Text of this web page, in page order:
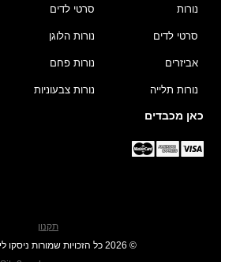
נורות
סרטי לדים
אביזרים
נורות תלייה
סרטי לדים
נורות הלוגן
נורות פחם
נורות צבעוניות
כאן מכבדים
תקנון
© 2026 כל הזכויות שמורות ניסקו ליטינג בע”מ